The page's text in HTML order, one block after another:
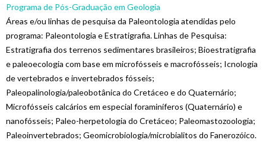
Programa de Pós-Graduação em Geologia
Áreas e/ou linhas de pesquisa da Paleontologia atendidas pelo
programa: Paleontologia e Estratigrafia. Linhas de Pesquisa:
Estratigrafia dos terrenos sedimentares brasileiros; Bioestratigrafia
e paleoecologia com base em microfósseis e macrofósseis; Icnologia
de vertebrados e invertebrados fósseis;
Paleopalinologia/paleobotânica do Cretáceo e do Quaternário;
Microfósseis calcários em especial foraminíferos (Quaternário) e
nanofósseis; Paleo-herpetologia do Cretáceo; Paleomastozoologia;
Paleoinvertebrados; Geomicrobiologia/microbialitos do Fanerozóico.